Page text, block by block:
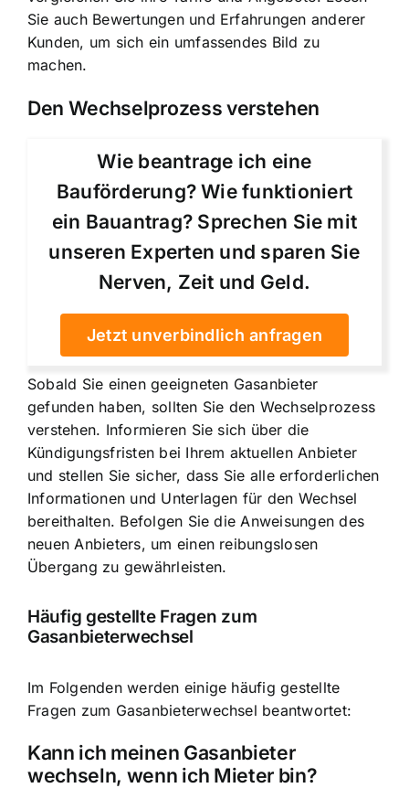
Sie auch Bewertungen und Erfahrungen anderer
Kunden, um sich ein umfassendes Bild zu
machen.
Den Wechselprozess verstehen
Wie beantrage ich eine
Bauförderung? Wie funktioniert
ein Bauantrag? Sprechen Sie mit
unseren Experten und sparen Sie
Nerven, Zeit und Geld.
Jetzt unverbindlich anfragen
Sobald Sie einen geeigneten Gasanbieter
gefunden haben, sollten Sie den Wechselprozess
verstehen. Informieren Sie sich über die
Kündigungsfristen bei Ihrem aktuellen Anbieter
und stellen Sie sicher, dass Sie alle erforderlichen
Informationen und Unterlagen für den Wechsel
bereithalten. Befolgen Sie die Anweisungen des
neuen Anbieters, um einen reibungslosen
Übergang zu gewährleisten.
Häufig gestellte Fragen zum
Gasanbieterwechsel
Im Folgenden werden einige häufig gestellte
Fragen zum Gasanbieterwechsel beantwortet:
Kann ich meinen Gasanbieter
wechseln, wenn ich Mieter bin?